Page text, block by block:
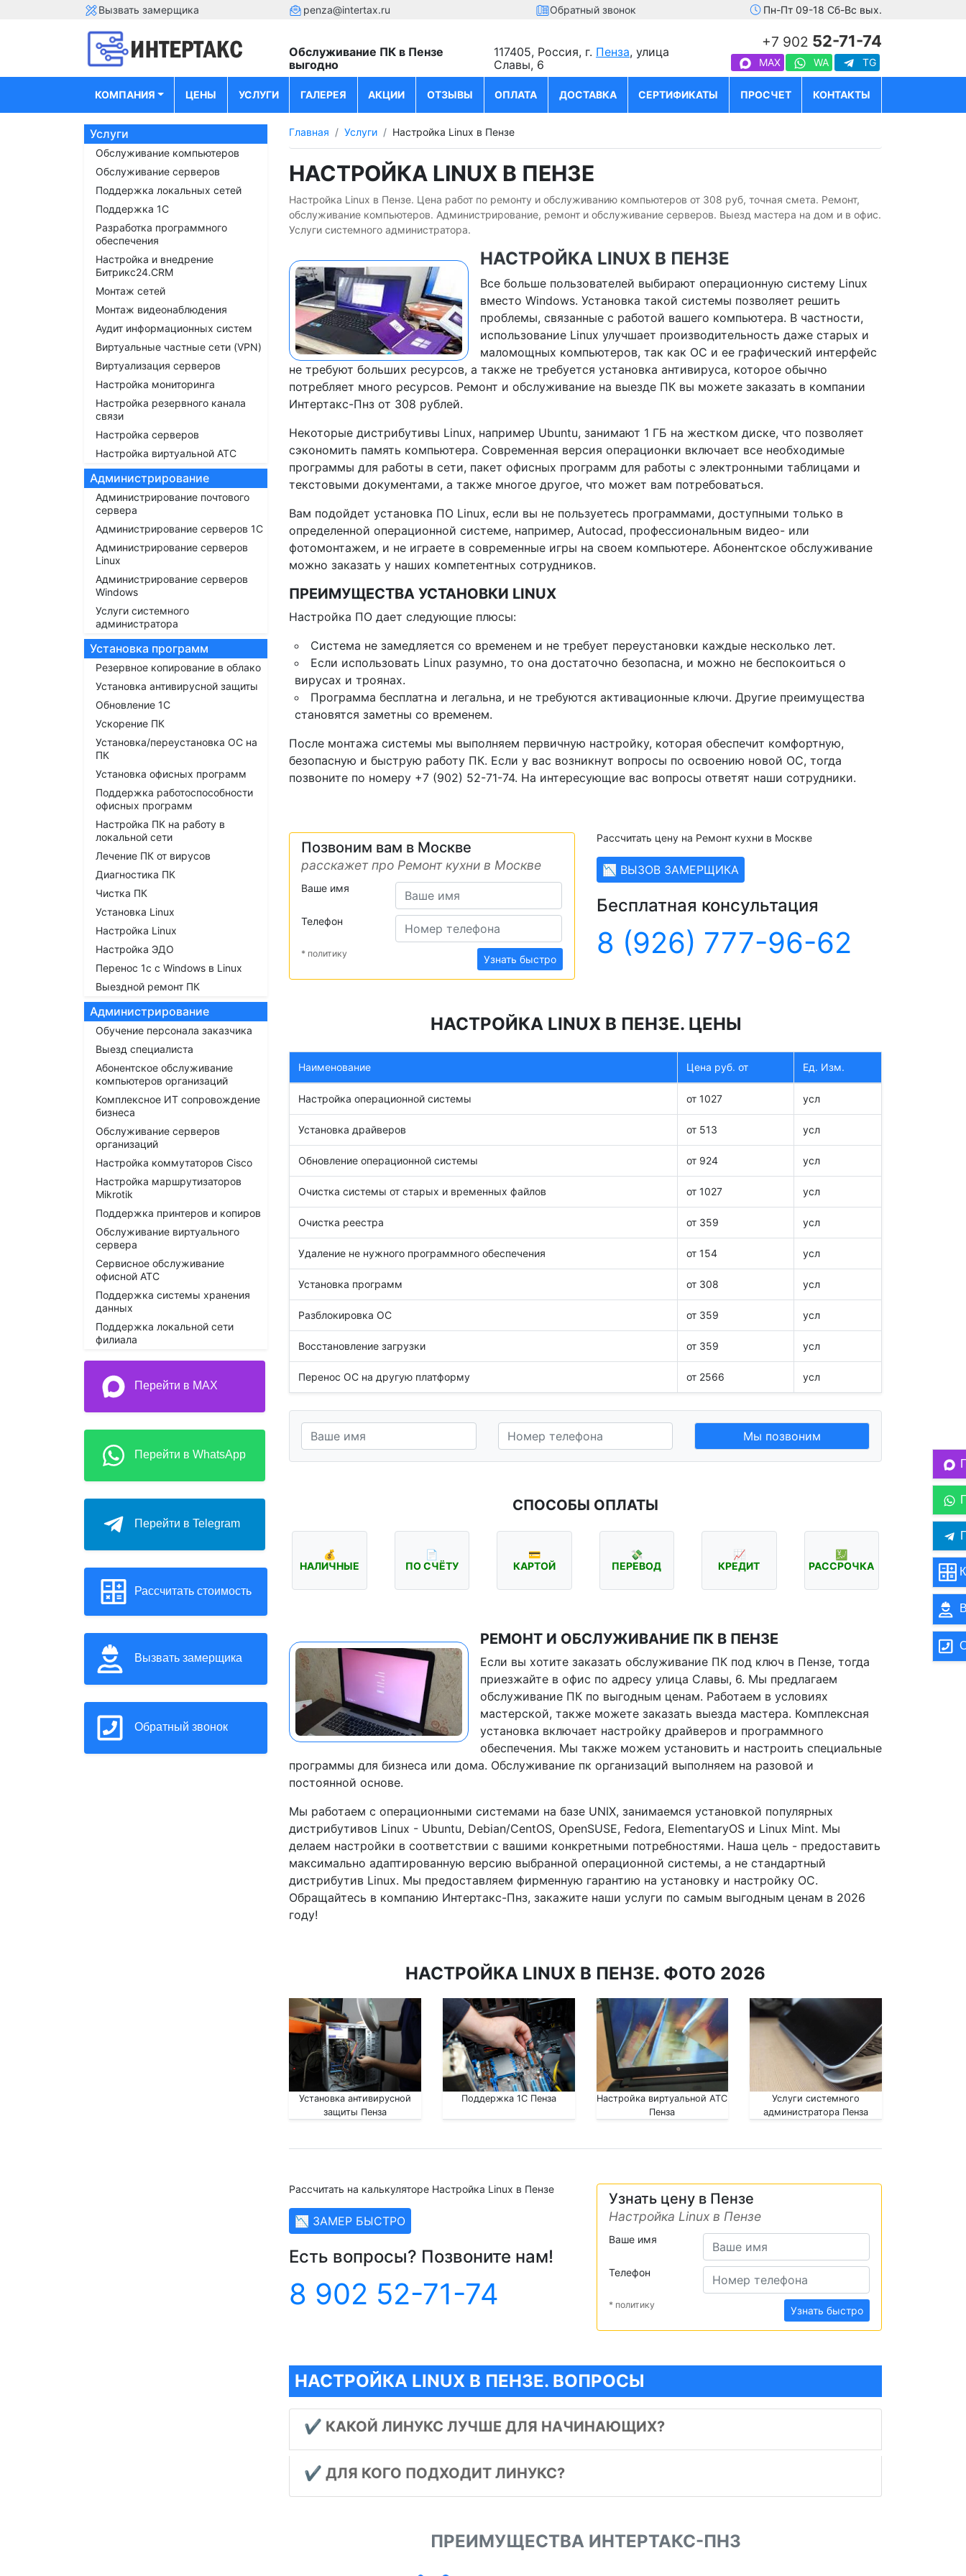
Вызвать замерщика penza@intertax.ru Обратный звонок Пн-Пт 09-18 Сб-Вс вых.
Обслуживание ПК в Пензе
выгодно
117405, Россия, г. Пенза, улица
Славы, 6
+7 902 52-71-74
MAX WA TG
КОМПАНИЯ ЦЕНЫ УСЛУГИ ГАЛЕРЕЯ АКЦИИ ОТЗЫВЫ ОПЛАТА ДОСТАВКА СЕРТИФИКАТЫ ПРОСЧЕТ КОНТАКТЫ
Услуги
Обслуживание компьютеров
Обслуживание серверов
Поддержка локальных сетей
Поддержка 1С
Разработка программного
обеспечения
Настройка и внедрение
Битрикс24.CRM
Монтаж сетей
Монтаж видеонаблюдения
Аудит информационных систем
Виртуальные частные сети (VPN)
Виртуализация серверов
Настройка мониторинга
Настройка резервного канала
связи
Настройка серверов
Настройка виртуальной АТС
Администрирование
Администрирование почтового
сервера
Администрирование серверов 1С
Администрирование серверов
Linux
Администрирование серверов
Windows
Услуги системного
администратора
Установка программ
Резервное копирование в облако
Установка антивирусной защиты
Обновление 1С
Ускорение ПК
Установка/переустановка ОС на
ПК
Установка офисных программ
Поддержка работоспособности
офисных программ
Настройка ПК на работу в
локальной сети
Лечение ПК от вирусов
Диагностика ПК
Чистка ПК
Установка Linux
Настройка Linux
Настройка ЭДО
Перенос 1с с Windows в Linux
Выездной ремонт ПК
Администрирование
Обучение персонала заказчика
Выезд специалиста
Абонентское обслуживание
компьютеров организаций
Комплексное ИТ сопровождение
бизнеса
Обслуживание серверов
организаций
Настройка коммутаторов Cisco
Настройка маршрутизаторов
Mikrotik
Поддержка принтеров и копиров
Обслуживание виртуального
сервера
Сервисное обслуживание
офисной АТС
Поддержка системы хранения
данных
Поддержка локальной сети
филиала
Перейти в MAX
Перейти в WhatsApp
Перейти в Telegram
Рассчитать стоимость
Вызвать замерщика
Обратный звонок
Главная Услуги Настройка Linux в Пензе
НАСТРОЙКА LINUX В ПЕНЗЕ
Настройка Linux в Пензе. Цена работ по ремонту и обслуживанию компьютеров от 308 руб, точная смета. Ремонт,
обслуживание компьютеров. Администрирование, ремонт и обслуживание серверов. Выезд мастера на дом и в офис.
Услуги системного администратора.
НАСТРОЙКА LINUX В ПЕНЗЕ
Все больше пользователей выбирают операционную систему Linux
вместо Windows. Установка такой системы позволяет решить
проблемы, связанные с работой вашего компьютера. В частности,
использование Linux улучшает производительность даже старых и
маломощных компьютеров, так как ОС и ее графический интерфейс
не требуют больших ресурсов, а также не требуется установка антивируса, которое обычно
потребляет много ресурсов. Ремонт и обслуживание на выезде ПК вы можете заказать в компании
Интертакс-Пнз от 308 рублей.
Некоторые дистрибутивы Linux, например Ubuntu, занимают 1 ГБ на жестком диске, что позволяет
сэкономить память компьютера. Современная версия операционки включает все необходимые
программы для работы в сети, пакет офисных программ для работы с электронными таблицами и
текстовыми документами, а также многое другое, что может вам потребоваться.
Вам подойдет установка ПО Linux, если вы не пользуетесь программами, доступными только в
определенной операционной системе, например, Autocad, профессиональным видео- или
фотомонтажем, и не играете в современные игры на своем компьютере. Абонентское обслуживание
можно заказать у наших компетентных сотрудников.
ПРЕИМУЩЕСТВА УСТАНОВКИ LINUX
Настройка ПО дает следующие плюсы:
Система не замедляется со временем и не требует переустановки каждые несколько лет.
Если использовать Linux разумно, то она достаточно безопасна, и можно не беспокоиться о
вирусах и троянах.
Программа бесплатна и легальна, и не требуются активационные ключи. Другие преимущества
становятся заметны со временем.
После монтажа системы мы выполняем первичную настройку, которая обеспечит комфортную,
безопасную и быструю работу ПК. Если у вас возникнут вопросы по освоению новой ОС, тогда
позвоните по номеру +7 (902) 52-71-74. На интересующие вас вопросы ответят наши сотрудники.
Позвоним вам в Москве
расскажет про Ремонт кухни в Москве
Ваше имя
Телефон
* политику Узнать быстро
Рассчитать цену на Ремонт кухни в Москве
📉 ВЫЗОВ ЗАМЕРЩИКА
Бесплатная консультация
8 (926) 777-96-62
НАСТРОЙКА LINUX В ПЕНЗЕ. ЦЕНЫ
Наименование Цена руб. от Ед. Изм.
Настройка операционной системы от 1027 усл
Установка драйверов от 513 усл
Обновление операционной системы от 924 усл
Очистка системы от старых и временных файлов от 1027 усл
Очистка реестра от 359 усл
Удаление не нужного программного обеспечения от 154 усл
Установка программ от 308 усл
Разблокировка ОС от 359 усл
Восстановление загрузки от 359 усл
Перенос ОС на другую платформу от 2566 усл
Мы позвоним
СПОСОБЫ ОПЛАТЫ
💰
НАЛИЧНЫЕ
📄
ПО СЧЁТУ
💳
КАРТОЙ
💸
ПЕРЕВОД
📈
КРЕДИТ
💹
РАССРОЧКА
РЕМОНТ И ОБСЛУЖИВАНИЕ ПК В ПЕНЗЕ
Если вы хотите заказать обслуживание ПК под ключ в Пензе, тогда
приезжайте в офис по адресу улица Славы, 6. Мы предлагаем
обслуживание ПК по выгодным ценам. Работаем в условиях
мастерской, также можете заказать выезда мастера. Комплексная
установка включает настройку драйверов и программного
обеспечения. Мы также можем установить и настроить специальные
программы для бизнеса или дома. Обслуживание пк организаций выполняем на разовой и
постоянной основе.
Мы работаем с операционными системами на базе UNIX, занимаемся установкой популярных
дистрибутивов Linux - Ubuntu, Debian/CentOS, OpenSUSE, Fedora, ElementaryOS и Linux Mint. Мы
делаем настройки в соответствии с вашими конкретными потребностями. Наша цель - предоставить
максимально адаптированную версию выбранной операционной системы, а не стандартный
дистрибутив Linux. Мы предоставляем фирменную гарантию на установку и настройку ОС.
Обращайтесь в компанию Интертакс-Пнз, закажите наши услуги по самым выгодным ценам в 2026
году!
НАСТРОЙКА LINUX В ПЕНЗЕ. ФОТО 2026
Установка антивирусной
защиты Пенза
Поддержка 1С Пенза
Настройка виртуальной АТС
Пенза
Услуги системного
администратора Пенза
Рассчитать на калькуляторе Настройка Linux в Пензе
📉 ЗАМЕР БЫСТРО
Есть вопросы? Позвоните нам!
8 902 52-71-74
Узнать цену в Пензе
Настройка Linux в Пензе
Ваше имя
Телефон
* политику Узнать быстро
НАСТРОЙКА LINUX В ПЕНЗЕ. ВОПРОСЫ
✔️ КАКОЙ ЛИНУКС ЛУЧШЕ ДЛЯ НАЧИНАЮЩИХ?
✔️ ДЛЯ КОГО ПОДХОДИТ ЛИНУКС?
ПРЕИМУЩЕСТВА ИНТЕРТАКС-ПНЗ